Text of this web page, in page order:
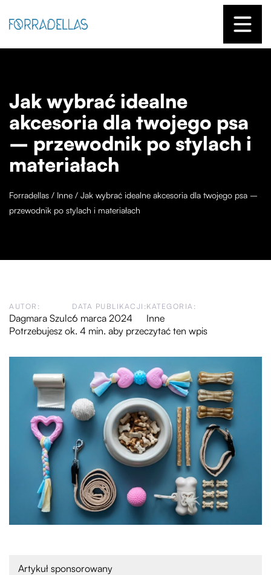
Jak wybrać idealne
akcesoria dla twojego psa
– przewodnik po stylach i
materiałach
Forradellas / Inne / Jak wybrać idealne akcesoria dla twojego psa –
przewodnik po stylach i materiałach
AUTOR:
Dagmara Szulc
DATA PUBLIKACJI:
6 marca 2024
KATEGORIA:
Inne
Potrzebujesz ok. 4 min. aby przeczytać ten wpis
Artykuł sponsorowany